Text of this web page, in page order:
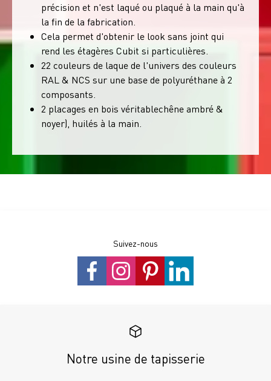
précision et n'est laqué ou plaqué à la main qu'à
la fin de la fabrication.
Cela permet d'obtenir le look sans joint qui
rend les étagères Cubit si particulières.
22 couleurs de laque de l'univers des couleurs
RAL & NCS sur une base de polyuréthane à 2
composants.
2 placages en bois véritablechêne ambré &
noyer), huilés à la main.
Suivez-nous
Notre usine de tapisserie